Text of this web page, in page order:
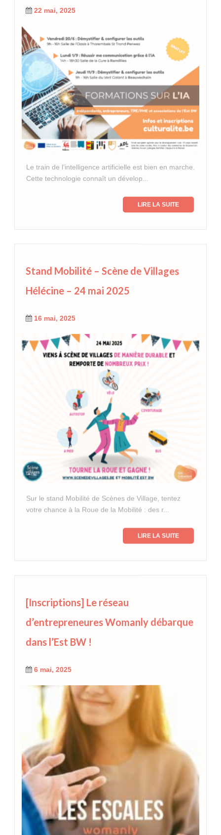
22 mai, 2025
Le train de l’intelligence artificielle est bien en marche.
Cette technologie connaît un dévelop...
LIRE LA SUITE
Stand Mobilité – Scène de Villages
Hélécine – 24 mai 2025
16 mai, 2025
Sur le stand Mobilité de Scènes de Village, tentez
votre chance à la Roue de la Mobilité : des r...
LIRE LA SUITE
[Inscriptions] Le réseau
d’entrepreneures Womanly débarque
dans l’Est BW !
6 mai, 2025